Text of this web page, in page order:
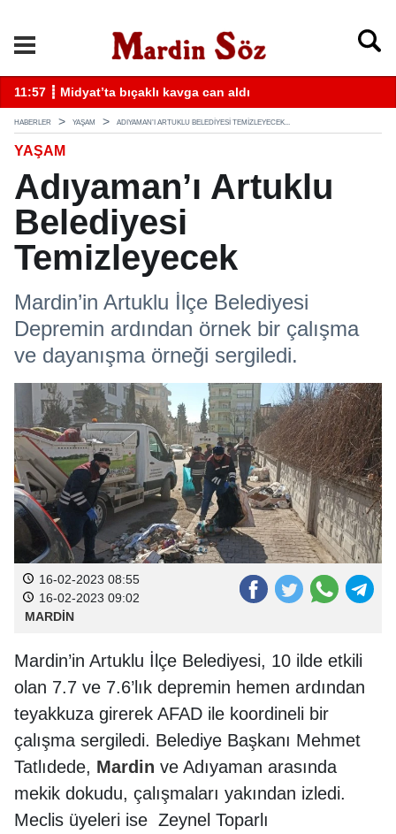
11:57 ┋ Midyat’ta bıçaklı kavga can aldı
HABERLER YAŞAM ADIYAMAN’I ARTUKLU BELEDIYESI TEMIZLEYECEK...
YAŞAM
Adıyaman’ı Artuklu
Belediyesi
Temizleyecek
Mardin’in Artuklu İlçe Belediyesi
Depremin ardından örnek bir çalışma
ve dayanışma örneği sergiledi.
16-02-2023 08:55
16-02-2023 09:02
MARDİN
Mardin’in Artuklu İlçe Belediyesi, 10 ilde etkili
olan 7.7 ve 7.6’lık depremin hemen ardından
teyakkuza girerek AFAD ile koordineli bir
çalışma sergiledi. Belediye Başkanı Mehmet
Tatlıdede, Mardin ve Adıyaman arasında
mekik dokudu, çalışmaları yakından izledi.
Meclis üyeleri ise Zeynel Toparlı